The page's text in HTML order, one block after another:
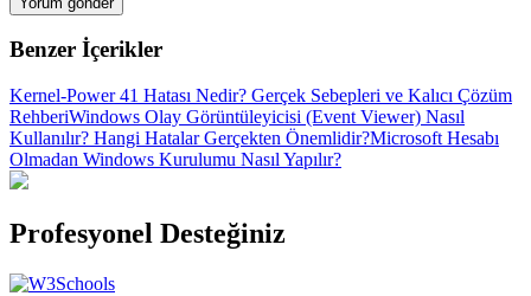
Benzer İçerikler
Kernel-Power 41 Hatası Nedir? Gerçek Sebepleri ve Kalıcı Çözüm
RehberiWindows Olay Görüntüleyicisi (Event Viewer) Nasıl
Kullanılır? Hangi Hatalar Gerçekten Önemlidir?Microsoft Hesabı
Olmadan Windows Kurulumu Nasıl Yapılır?
Profesyonel Desteğiniz